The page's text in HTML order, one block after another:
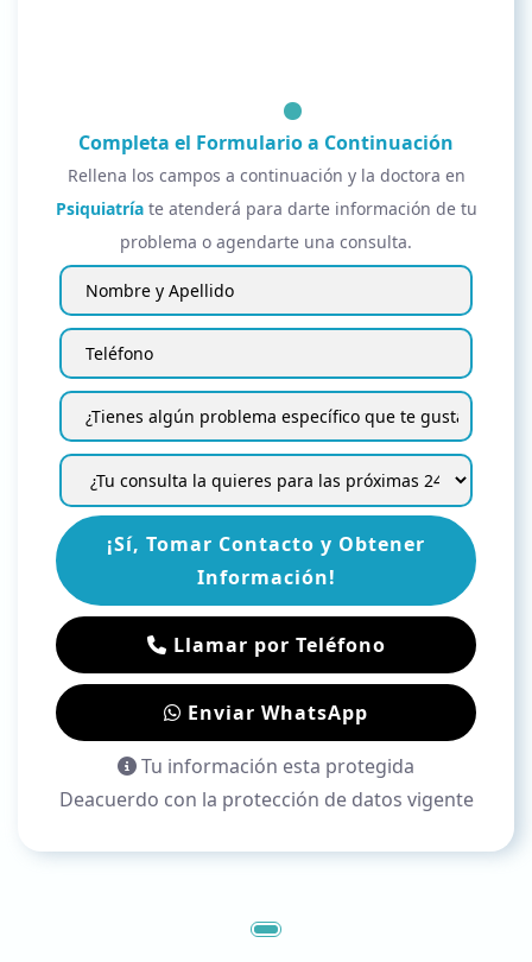
Completa el Formulario a Continuación
Rellena los campos a continuación y la doctora en
Psiquiatríate atenderá para darte información de tu
problema o agendarte una consulta.
¡Sí, Tomar Contacto y Obtener
Información!
Llamar por Teléfono
Enviar WhatsApp
Tu información esta protegida
Deacuerdo con la protección de datos vigente